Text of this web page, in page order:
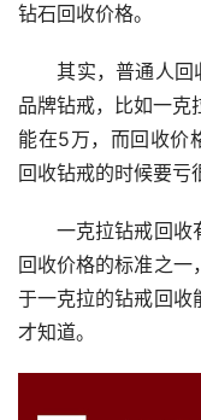
钻石回收价格。
其实，普通人回收
品牌钻戒，比如一克
能在5万，而回收价
回收钻戒的时候要亏
一克拉钻戒回收
回收价格的标准之
于一克拉的钻戒回收
才知道。